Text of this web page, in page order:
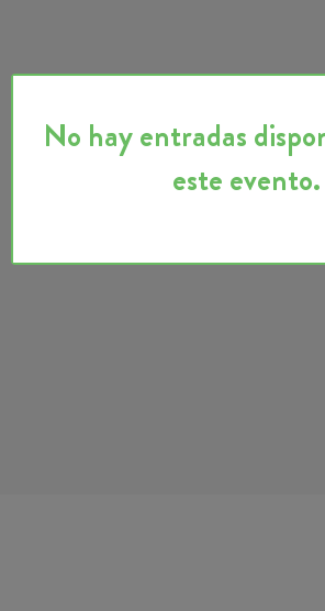
No hay entradas
este evento.